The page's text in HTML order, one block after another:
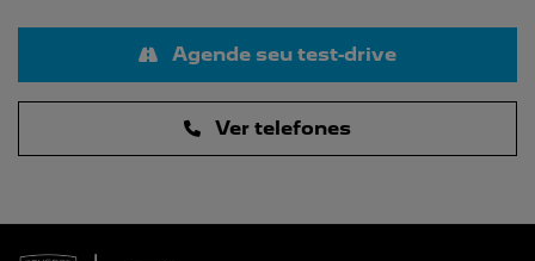
Ver telefones
Agende seu test-drive